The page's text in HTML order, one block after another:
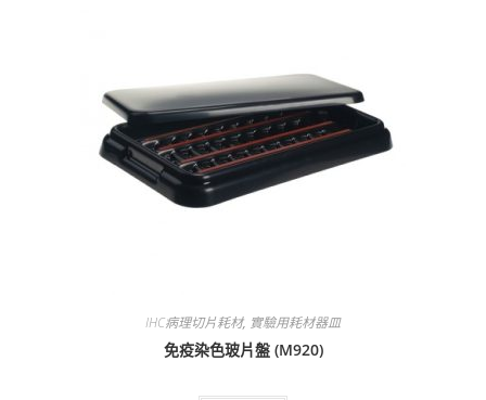
IHC病理切片耗材, 實驗用耗材器皿
免疫染色玻片盤 (M920)